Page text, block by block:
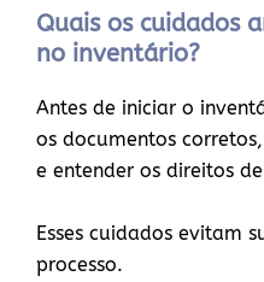
Quais os cuidados
no inventário?
Antes de iniciar o
os documentos
e entender os direitos
Esses cuidados evitam
processo.